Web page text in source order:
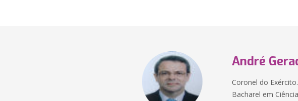
André
Coronel do Exército.
Bacharel em